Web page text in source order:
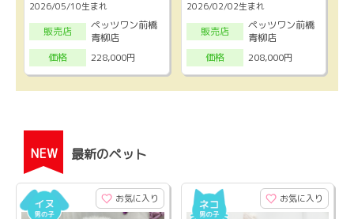
2026/05/10生まれ
販売店
ペッツワン前橋
青柳店
価格
228,000円
2026/02/02生まれ
販売店
ペッツワン前橋
青柳店
価格
208,000円
NEW 最新のペット
お気に入り お気に入り